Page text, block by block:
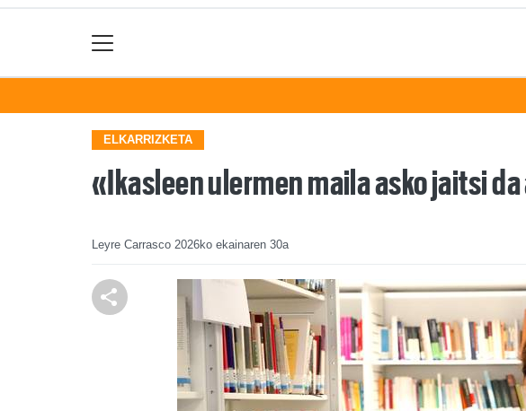
ELKARRIZKETA
«Ikasleen ulermen maila asko jaitsi
Leyre Carrasco 2026ko ekainaren 30a